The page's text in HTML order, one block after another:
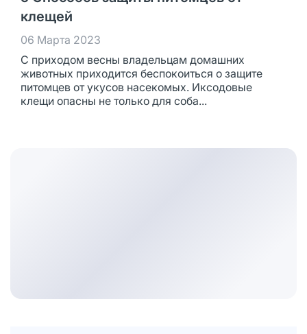
клещей
06 Марта 2023
С приходом весны владельцам домашних
животных приходится беспокоиться о защите
питомцев от укусов насекомых. Иксодовые
клещи опасны не только для соба...